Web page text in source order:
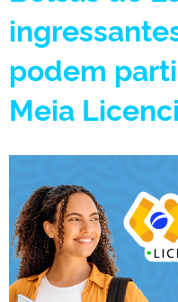
podem
Meia